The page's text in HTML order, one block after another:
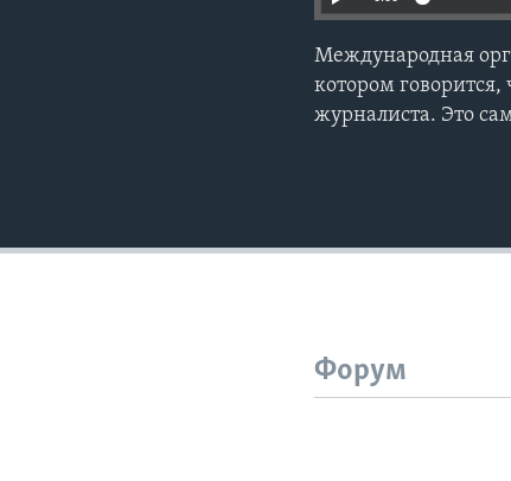
Международная
котором
журналиста. Это
Форум